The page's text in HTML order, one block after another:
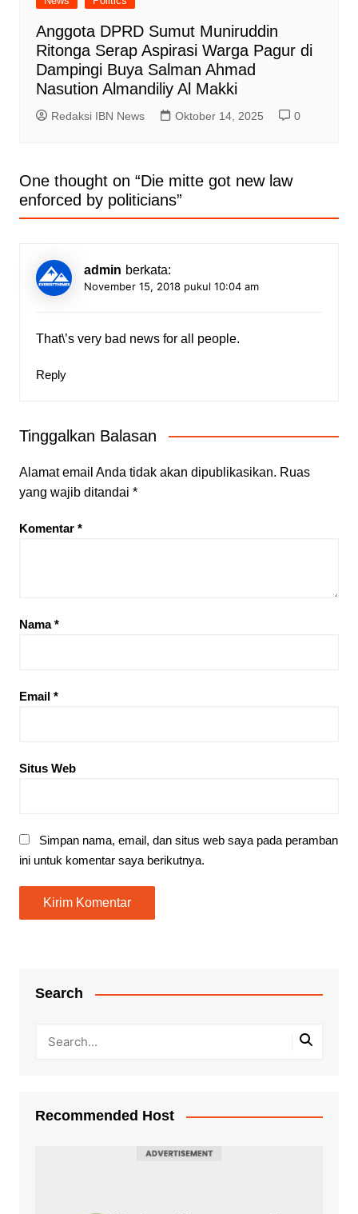
Anggota DPRD Sumut Muniruddin
Ritonga Serap Aspirasi Warga Pagur di
Dampingi Buya Salman Ahmad
Nasution Almandiliy Al Makki
Redaksi IBN News Oktober 14, 2025 0
One thought on “Die mitte got new law
enforced by politicians”
admin berkata:
November 15, 2018 pukul 10:04 am
That\’s very bad news for all people.
Reply
Tinggalkan Balasan
Alamat email Anda tidak akan dipublikasikan. Ruas
yang wajib ditandai *
Komentar *
Nama*
Email *
Situs Web
Simpan nama, email, dan situs web saya pada peramban
ini untuk komentar saya berikutnya.
Search
Recommended Host